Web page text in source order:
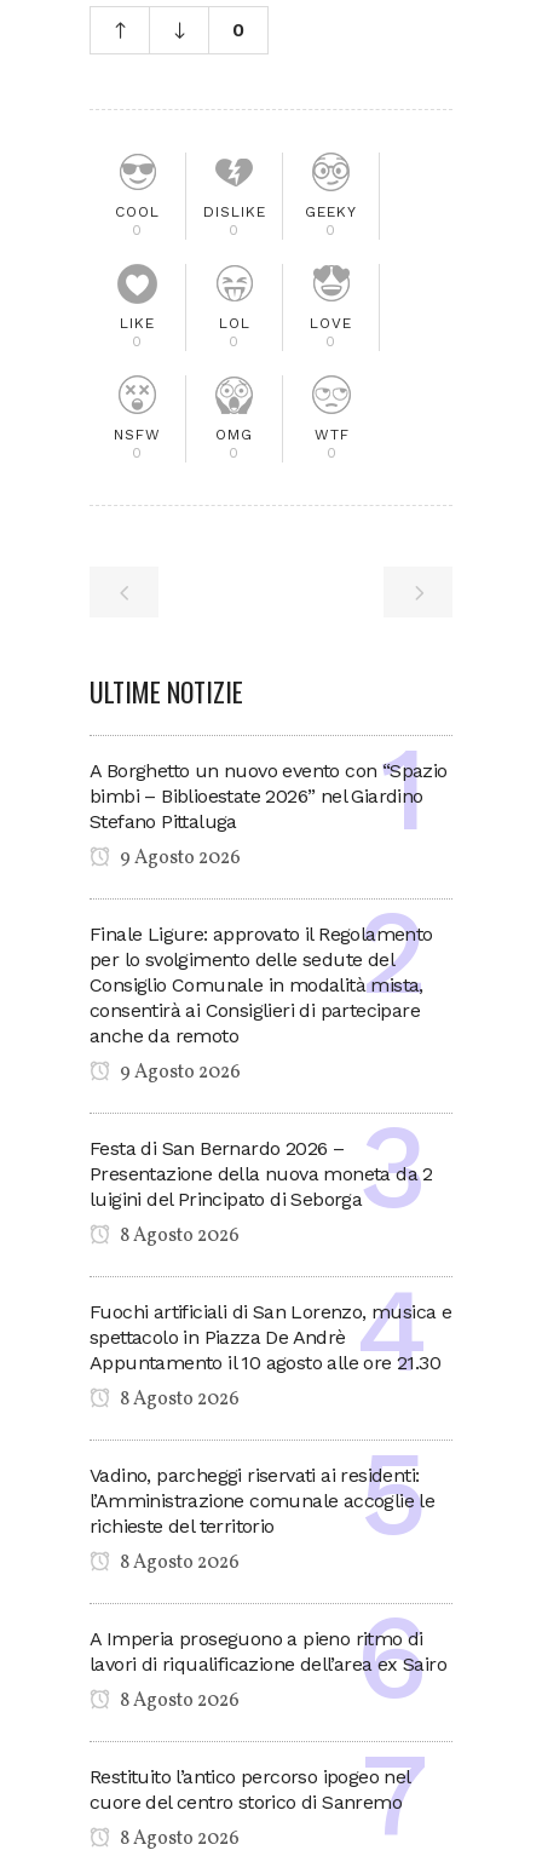
0
COOL
0
DISLIKE
0
GEEKY
0
LIKE
0
LOL
0
LOVE
0
NSFW
0
OMG
0
WTF
0
ULTIME NOTIZIE
A Borghetto un nuovo evento con “Spazio
bimbi – Biblioestate 2026” nel Giardino
Stefano Pittaluga
9 Agosto 2026
Finale Ligure: approvato il Regolamento
per lo svolgimento delle sedute del
Consiglio Comunale in modalità mista,
consentirà ai Consiglieri di partecipare
anche da remoto
9 Agosto 2026
Festa di San Bernardo 2026 –
Presentazione della nuova moneta da 2
luigini del Principato di Seborga
8 Agosto 2026
Fuochi artificiali di San Lorenzo, musica e
spettacolo in Piazza De Andrè
Appuntamento il 10 agosto alle ore 21.30
8 Agosto 2026
Vadino, parcheggi riservati ai residenti:
l’Amministrazione comunale accoglie le
richieste del territorio
8 Agosto 2026
A Imperia proseguono a pieno ritmo di
lavori di riqualificazione dell’area ex Sairo
8 Agosto 2026
Restituito l’antico percorso ipogeo nel
cuore del centro storico di Sanremo
8 Agosto 2026